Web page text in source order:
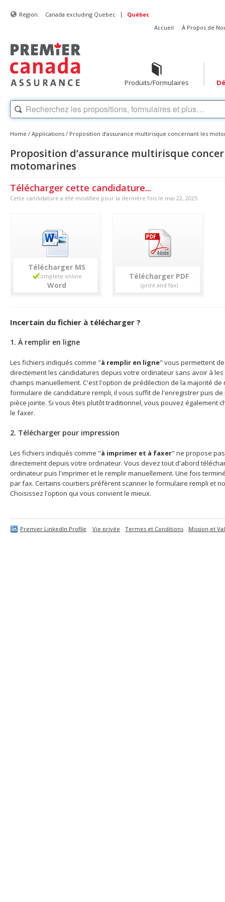
Region: Canada excluding Quebec |
Québec
Accueil
À Propos de
Produits/Formulaires
Home / Applications / Proposition d’assurance multirisque concernant les
Proposition d’assurance multirisque
motomarines
Télécharger cette candidature...
Cette candidature a été modifiée pour la dernière fois le mai 22, 2025
Télécharger
Télécharger
Incertain du fichier à télécharger ?
1. À remplir en ligne
Les fichiers indiqués comme "à remplir en ligne" vous permettent
directement les candidatures depuis votre ordinateur sans avoir à
champs manuellement. C'est l'option de prédilection de la majorité de
formulaire de candidature rempli, il vous suffit de l'enregistrer puis
pièce jointe. Si vous êtes plutôt traditionnel, vous pouvez également
le faxer.
2. Télécharger pour impression
Les fichiers indiqués comme "à imprimer et à faxer" ne propose
directement depuis votre ordinateur. Vous devez tout d'abord
ordinateur puis l'imprimer et le remplir manuellement. Une fois
par fax. Certains courtiers préfèrent scanner le formulaire rempli et
Choisissez l'option qui vous convient le mieux.
Premier LinkedIn Profile Vie privée Termes et Conditions Mission et